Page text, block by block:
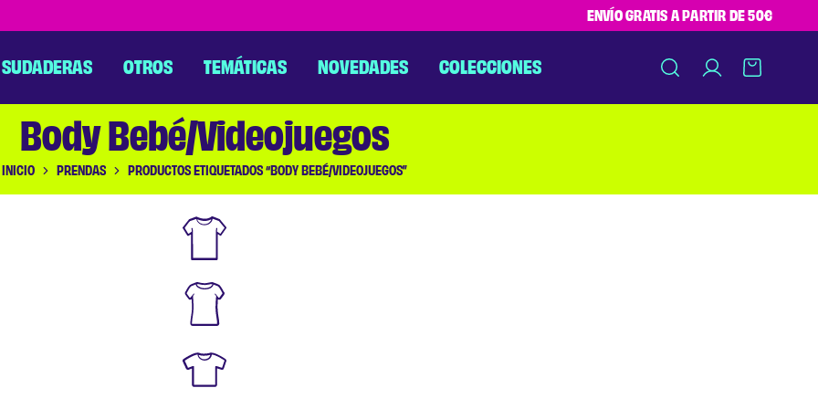
ENVÍO GRATIS A PARTIR DE 50€
SUDADERAS OTROS TEMÁTICAS NOVEDADES COLECCIONES
INICIO PRENDAS PRODUCTOS ETIQUETADOS “BODY BEBÉ/VIDEOJUEGOS”
Body Bebé/Videojuegos